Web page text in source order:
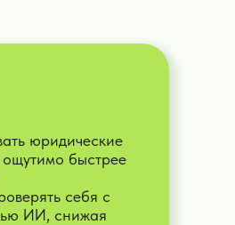
юридические
ощутимо быстрее
себя с
ИИ, снижая